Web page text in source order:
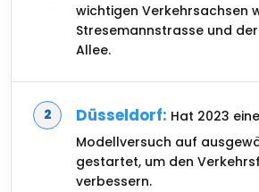
wichtigen Verkehrsachsen
Stresemannstrasse und
Allee.
Düsseldorf: Hat 2023
Modellversuch auf
gestartet, um den
verbessern.